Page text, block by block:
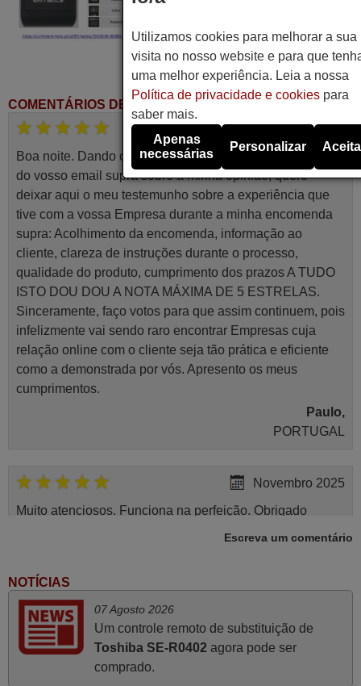
COMENTÁRIOS DE CLIENTES
Março 2026
Boa noite. Dando correspondência ao solicitado no corpo
do vosso email supra sobre a minha opinião, quero
deixar aqui o meu testemunho sobre a experiência que
tive com a vossa Empresa durante a minha encomenda
supra: Acolhimento da encomenda, informação ao
cliente, clareza de instruções durante o processo,
qualidade do produto, cumprimento dos prazos A TUDO
ISTO DOU DOU A NOTA MÁXIMA DE 5 ESTRELAS.
Sinceramente, faço votos para que assim continuem, pois
infelizmente vai sendo raro encontrar Empresas cuja
relação online com o cliente seja tão prática e eficiente
como a demonstrada por vós. Apresento os meus
cumprimentos.
Paulo,
PORTUGAL
Novembro 2025
Muito atenciosos. Funciona na perfeição. Obrigado
Manuela,
A funcionar de imediato. 100%. Obrigado
Domingos Manuel,
Escreva um comentário
NOTÍCIAS
07 Agosto 2026
Um controle remoto de substituição de
Toshiba SE-R0402agora pode ser
comprado.
Utilizamos cookies para melhorar a sua
visita no nosso website e para que
uma melhor experiência. Leia a nossa
Política de privacidade e cookiespara
saber mais.
Apenas
necessárias
Personalizar